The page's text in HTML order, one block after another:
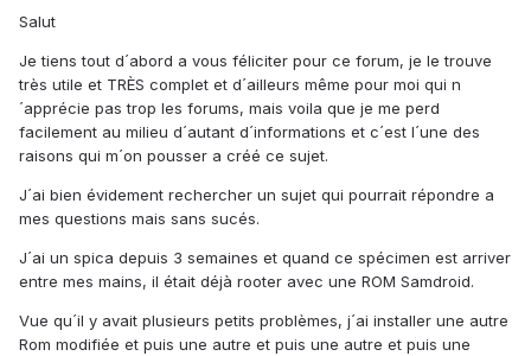
Salut
Je tiens tout d´abord a vous féliciter pour ce forum, je le trouve
très utile et TRÈS complet et d´ailleurs même pour moi qui n
´apprécie pas trop les forums, mais voila que je me perd
facilement au milieu d´autant d´informations et c´est l´une des
raisons qui m´on pousser a créé ce sujet.
J´ai bien évidement rechercher un sujet qui pourrait répondre a
mes questions mais sans sucés.
J´ai un spica depuis 3 semaines et quand ce spécimen est arriver
entre mes mains, il était déjà rooter avec une ROM Samdroid.
Vue qu´il y avait plusieurs petits problèmes, j´ai installer une autre
Rom modifiée et puis une autre et puis une autre et puis une